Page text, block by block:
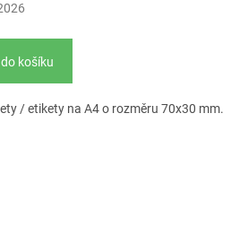
košíku
/ etikety na A4 o rozměru 70x30 mm.